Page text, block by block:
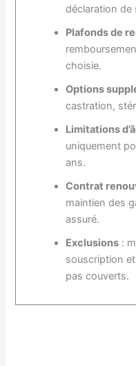
déclaration de
Plafonds de
choisie.
Options
castration,
Limitations
uniquement
ans.
Contrat
maintien des
assuré.
Exclusions:
souscription
pas couverts.